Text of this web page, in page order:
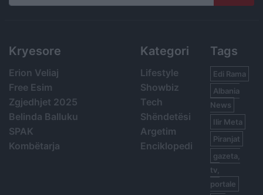
Search
Kryesore
Erion Veliaj
Free Esim
Zgjedhjet 2025
Belinda Balluku
SPAK
Kombëtarja
Kategori
Lifestyle
Showbiz
Tech
Shëndetësi
Argetim
Enciklopedi
Tags
Edi Rama
Albania
News
Ilir Meta
Piranjat
gazeta,
tv,
portale